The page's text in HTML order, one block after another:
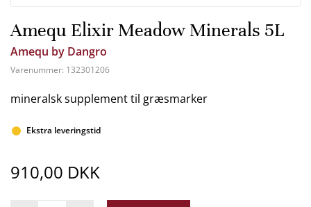
Amequ Elixir Meadow Minerals 5L
Amequ by Dangro
Varenummer: 132301206
mineralsk supplement til græsmarker
Ekstra leveringstid
910,00 DKK